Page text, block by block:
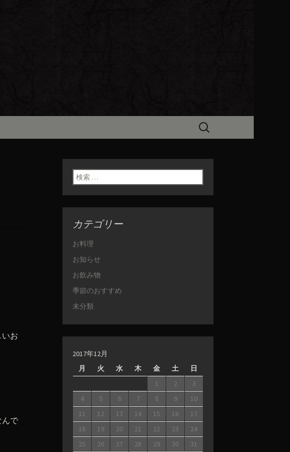
和食「魯ビン
グ
の「魯ビン（ろびん）」がお店からのお
検
お
んで
検索:
カテゴリー
お料理
お知らせ
お飲み物
季節のおすすめ
未分類
2017年12月
月
火 水 木 金 土
日
1
2
3
4
5 6 7 8 9
10
11
12 13 14 15 16
17
18
19 20 21 22 23
24
25
26 27 28 29 30 31